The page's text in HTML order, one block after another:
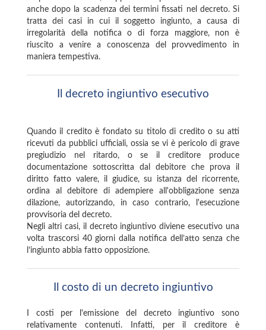
anche dopo la scadenza dei termini fissati nel decreto. Si
tratta dei casi in cui il soggetto ingiunto, a causa di
irregolarità della notifica o di forza maggiore, non è
riuscito a venire a conoscenza del provvedimento in
maniera tempestiva.
Il decreto ingiuntivo esecutivo
Quando il credito è fondato su titolo di credito o su atti
ricevuti da pubblici ufficiali, ossia se vi è pericolo di grave
pregiudizio nel ritardo, o se il creditore produce
documentazione sottoscritta dal debitore che prova il
diritto fatto valere, il giudice, su istanza del ricorrente,
ordina al debitore di adempiere all'obbligazione senza
dilazione, autorizzando, in caso contrario, l'esecuzione
provvisoria del decreto.
Negli altri casi, il decreto ingiuntivo diviene esecutivo una
volta trascorsi 40 giorni dalla notifica dell’atto senza che
l’ingiunto abbia fatto opposizione.
Il costo di un decreto ingiuntivo
I costi per l'emissione del decreto ingiuntivo sono
relativamente contenuti. Infatti, per il creditore è